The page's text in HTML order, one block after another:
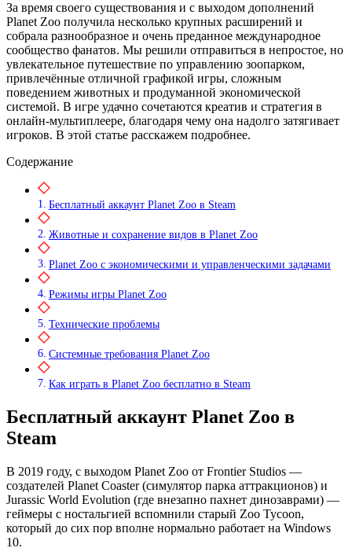
За время своего существования и с выходом дополнений
Planet Zoo получила несколько крупных расширений и
собрала разнообразное и очень преданное международное
сообщество фанатов. Мы решили отправиться в непростое, но
увлекательное путешествие по управлению зоопарком,
привлечённые отличной графикой игры, сложным
поведением животных и продуманной экономической
системой. В игре удачно сочетаются креатив и стратегия в
онлайн‑мультиплеере, благодаря чему она надолго затягивает
игроков. В этой статье расскажем подробнее.
Содержание
Бесплатный аккаунт Planet Zoo в Steam
Животные и сохранение видов в Planet Zoo
Planet Zoo с экономическими и управленческими задачами
Режимы игры Planet Zoo
Технические проблемы
Системные требования Planet Zoo
Как играть в Planet Zoo бесплатно в Steam
Бесплатный аккаунт Planet Zoo в
Steam
В 2019 году, с выходом Planet Zoo от Frontier Studios —
создателей Planet Coaster (симулятор парка аттракционов) и
Jurassic World Evolution (где внезапно пахнет динозаврами) —
геймеры с ностальгией вспомнили старый Zoo Tycoon,
который до сих пор вполне нормально работает на Windows
10.